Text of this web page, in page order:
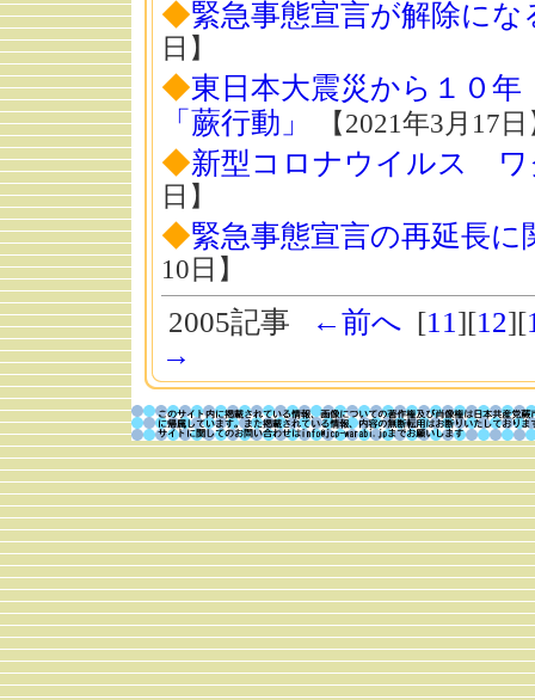
◆緊急事態宣言が解除に
日】
◆東日本大震災から１０
「蕨行動」
【2021年3月17日
◆新型コロナウイルス ワ
日】
◆緊急事態宣言の再延長
10日】
2005記事 ←前へ [11][12][
→